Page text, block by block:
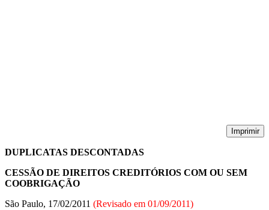
Imprimir
DUPLICATAS DESCONTADAS
CESSÃO DE DIREITOS CREDITÓRIOS COM OU SEM
COOBRIGAÇÃO
São Paulo, 17/02/2011 (Revisado em 01/09/2011)